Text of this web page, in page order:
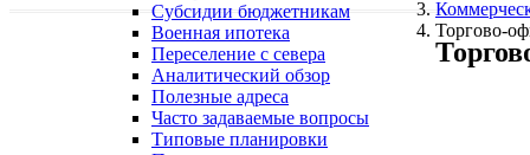
Субсидии бюджетникам
Военная ипотека
Переселение с севера
Аналитический обзор
Полезные адреса
Часто задаваемые вопросы
Типовые планировки
Торгово-